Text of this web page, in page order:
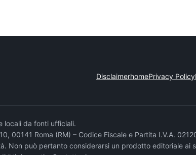
DisclaimerhomePrivacy Policy
locali da fonti ufficiali.
00141 Roma (RM) – Codice Fiscale e Partita I.V.A.
può pertanto considerarsi un prodotto editoriale ai